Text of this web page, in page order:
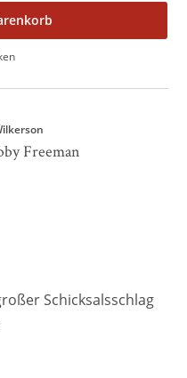
Freeman
Schicksalsschlag